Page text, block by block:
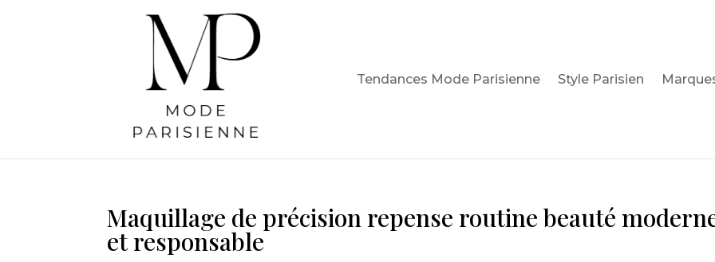
Tendances Mode Parisienne Style Parisien
Maquillage de précision repense routine beauté
et responsable